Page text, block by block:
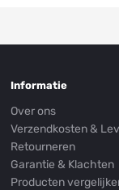
Informatie
Over ons
Verzendkosten &
Retourneren
Garantie & Klachten
Producten